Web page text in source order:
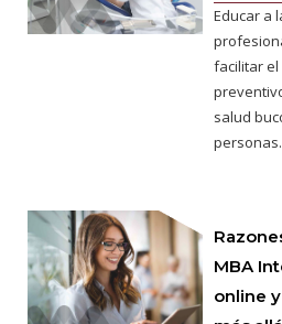
Educar a
facilitar el
salud
personas.
MBA
online